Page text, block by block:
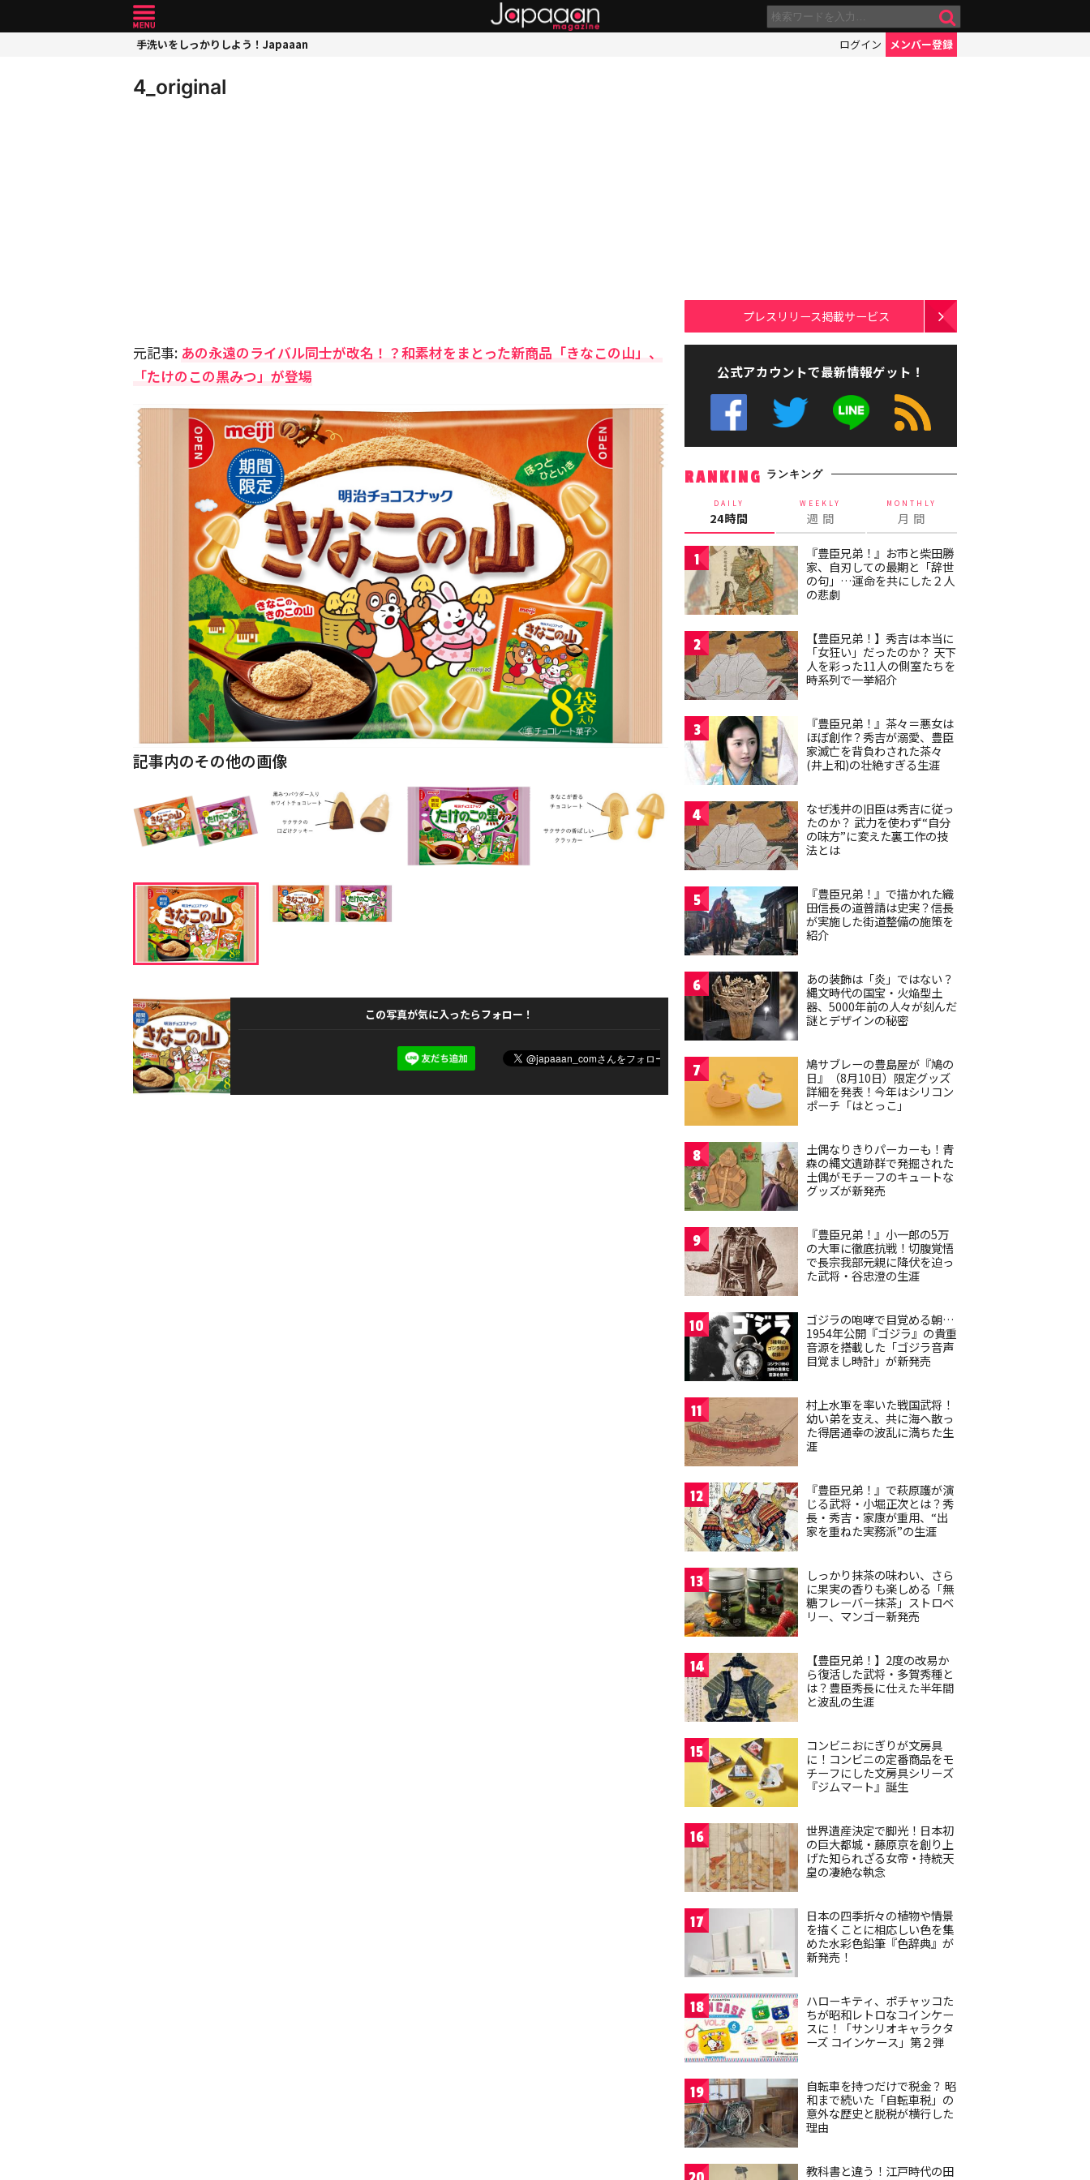
手洗いをしっかりしよう！Japaaan ログイン メンバー登録
4_original
元記事: あの永遠のライバル同士が改名！？和素材をまとった新商品「きなこの山」、
「たけのこの黒みつ」が登場
記事内のその他の画像
この写真が気に入ったらフォロー！
プレスリリース掲載サービス
公式アカウントで最新情報ゲット！
RANKING ランキング
DAILY
24時間
WEEKLY
週 間
MONTHLY
月 間
1
『豊臣兄弟！』お市と柴田勝
家、自刃しての最期と「辞世
の句」…運命を共にした２人
の悲劇
2
【豊臣兄弟！】秀吉は本当に
「女狂い」だったのか？ 天下
人を彩った11人の側室たちを
時系列で一挙紹介
3
『豊臣兄弟！』茶々＝悪女は
ほぼ創作？秀吉が溺愛、豊臣
家滅亡を背負わされた茶々
(井上和)の壮絶すぎる生涯
4
なぜ浅井の旧臣は秀吉に従っ
たのか？ 武力を使わず“自分
の味方”に変えた裏工作の技
法とは
5
『豊臣兄弟！』で描かれた織
田信長の道普請は史実？信長
が実施した街道整備の施策を
紹介
6
あの装飾は「炎」ではない？
縄文時代の国宝・火焔型土
器、5000年前の人々が刻んだ
謎とデザインの秘密
7
鳩サブレーの豊島屋が『鳩の
日』（8月10日）限定グッズ
詳細を発表！今年はシリコン
ポーチ「はとっこ」
8
土偶なりきりパーカーも！青
森の縄文遺跡群で発掘された
土偶がモチーフのキュートな
グッズが新発売
9
『豊臣兄弟！』小一郎の5万
の大軍に徹底抗戦！切腹覚悟
で長宗我部元親に降伏を迫っ
た武将・谷忠澄の生涯
10
ゴジラの咆哮で目覚める朝…
1954年公開『ゴジラ』の貴重
音源を搭載した「ゴジラ音声
目覚まし時計」が新発売
11
村上水軍を率いた戦国武将！
幼い弟を支え、共に海へ散っ
た得居通幸の波乱に満ちた生
涯
12
『豊臣兄弟！』で萩原護が演
じる武将・小堀正次とは？秀
長・秀吉・家康が重用、“出
家を重ねた実務派”の生涯
13
しっかり抹茶の味わい、さら
に果実の香りも楽しめる「無
糖フレーバー抹茶」ストロベ
リー、マンゴー新発売
14
【豊臣兄弟！】2度の改易か
ら復活した武将・多賀秀種と
は？豊臣秀長に仕えた半年間
と波乱の生涯
15
コンビニおにぎりが文房具
に！コンビニの定番商品をモ
チーフにした文房具シリーズ
『ジムマート』誕生
16
世界遺産決定で脚光！日本初
の巨大都城・藤原京を創り上
げた知られざる女帝・持統天
皇の凄絶な執念
17
日本の四季折々の植物や情景
を描くことに相応しい色を集
めた水彩色鉛筆『色辞典』が
新発売！
18
ハローキティ、ポチャッコた
ちが昭和レトロなコインケー
スに！「サンリオキャラクタ
ーズ コインケース」第２弾
19
自転車を持つだけで税金？ 昭
和まで続いた「自転車税」の
意外な歴史と脱税が横行した
理由
教科書と違う！江戸時代の田